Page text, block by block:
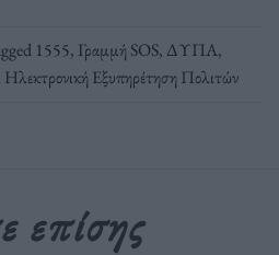
1555, Γραμμή SOS, ΔΥΠΑ,
Ηλεκτρονική Εξυπηρέτηση Πολιτών
επίσης